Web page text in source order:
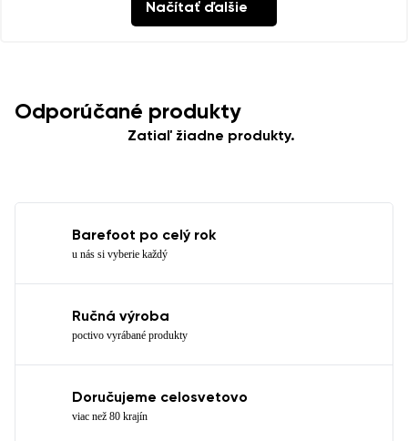
Načítať ďalšie
Odporúčané produkty
Zatiaľ žiadne produkty.
Barefoot po celý rok
u nás si vyberie každý
Ručná výroba
poctivo vyrábané produkty
Doručujeme celosvetovo
viac než 80 krajín